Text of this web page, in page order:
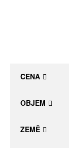
CENA
OBJEM
ZEMĚ